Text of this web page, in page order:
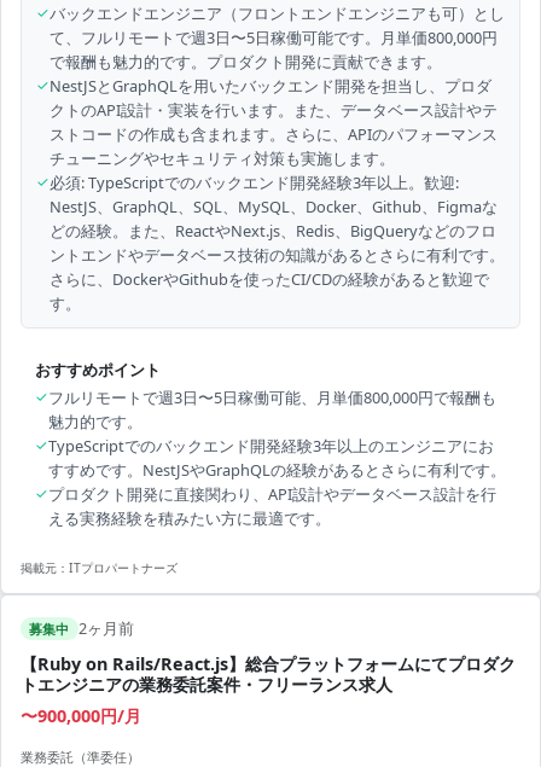
✓バックエンドエンジニア（フロントエンドエンジニアも可）とし
て、フルリモートで週3日〜5日稼働可能です。月単価800,000円
で報酬も魅力的です。プロダクト開発に貢献できます。
✓NestJSとGraphQLを用いたバックエンド開発を担当し、プロダ
クトのAPI設計・実装を行います。また、データベース設計やテ
ストコードの作成も含まれます。さらに、APIのパフォーマンス
チューニングやセキュリティ対策も実施します。
✓必須: TypeScriptでのバックエンド開発経験3年以上。歓迎:
NestJS、GraphQL、SQL、MySQL、Docker、Github、Figmaな
どの経験。また、ReactやNext.js、Redis、BigQueryなどのフロ
ントエンドやデータベース技術の知識があるとさらに有利です。
さらに、DockerやGithubを使ったCI/CDの経験があると歓迎で
す。
おすすめポイント
✓フルリモートで週3日〜5日稼働可能、月単価800,000円で報酬も
魅力的です。
✓TypeScriptでのバックエンド開発経験3年以上のエンジニアにお
すすめです。NestJSやGraphQLの経験があるとさらに有利です。
✓プロダクト開発に直接関わり、API設計やデータベース設計を行
える実務経験を積みたい方に最適です。
掲載元： ITプロパートナーズ
募集中 2ヶ月前
【Ruby on Rails/React.js】総合プラットフォームにてプロダク
トエンジニアの業務委託案件・フリーランス求人
〜900,000円/月
業務委託（準委任）